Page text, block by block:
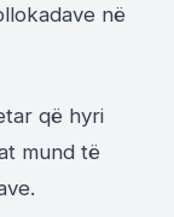
në
që hyri
mund të